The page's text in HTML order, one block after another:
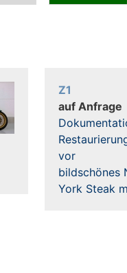
Z1
auf Anfrage
vor
bildschönes
York Steak